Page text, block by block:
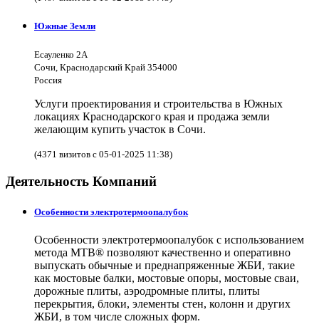
Южные Земли
Есауленко 2А
Сочи, Краснодарский Край 354000
Россия
Услуги проектирования и строительства в Южных
локациях Краснодарского края и продажа земли
желающим купить участок в Сочи.
(4371 визитов с 05-01-2025 11:38)
Деятельность Компаний
Особенности электротермоопалубок
Особенности электротермоопалубок с использованием
метода МТВ® позволяют качественно и оперативно
выпускать обычные и преднапряженные ЖБИ, такие
как мостовые балки, мостовые опоры, мостовые сваи,
дорожные плиты, аэродромные плиты, плиты
перекрытия, блоки, элементы стен, колонн и других
ЖБИ, в том числе сложных форм.